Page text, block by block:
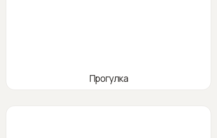
Прогулка